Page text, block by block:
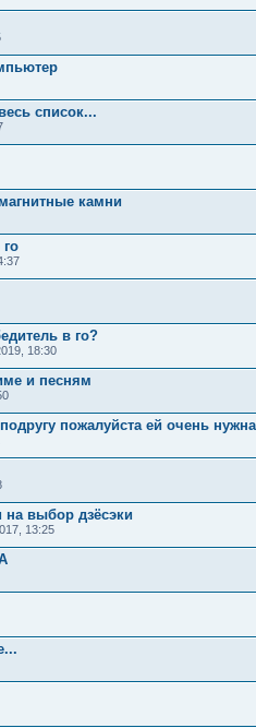
список...
камни
в го?
18:30
и песням
пожалуйста ей очень
выбор дзёсэки
13:25